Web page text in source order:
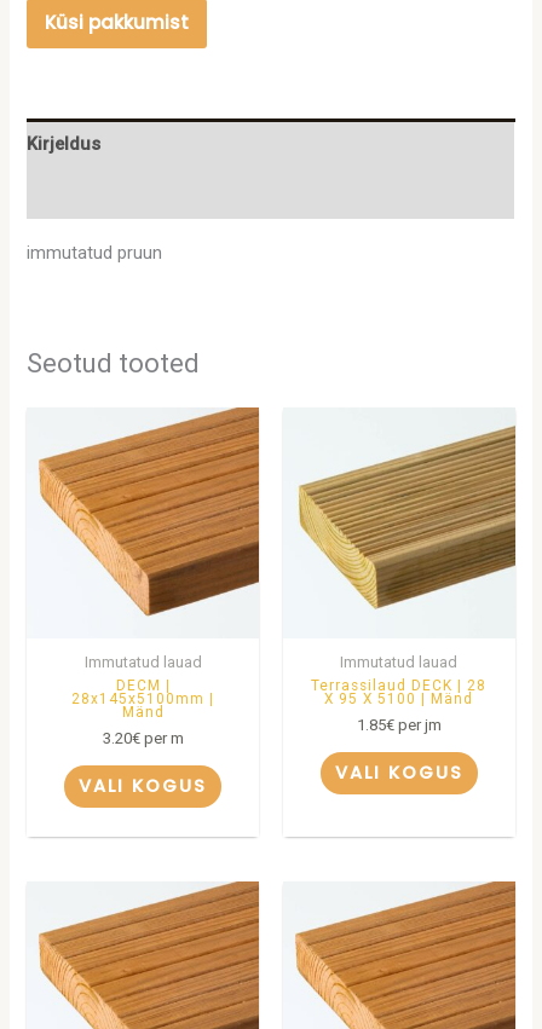
Küsi pakkumist
Kirjeldus
immutatud pruun
Seotud tooted
Immutatud lauad
DECM |
28x145x5100mm |
Mänd
3.20€per m
VALI KOGUS
Immutatud lauad
Terrassilaud DECK | 28
X 95 X 5100 | Mänd
1.85€per jm
VALI KOGUS